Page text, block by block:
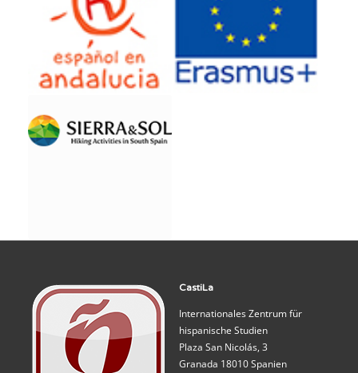
CastiLa
Internationales Zentrum für
hispanische Studien
Plaza San Nicolás, 3
Granada 18010 Spanien